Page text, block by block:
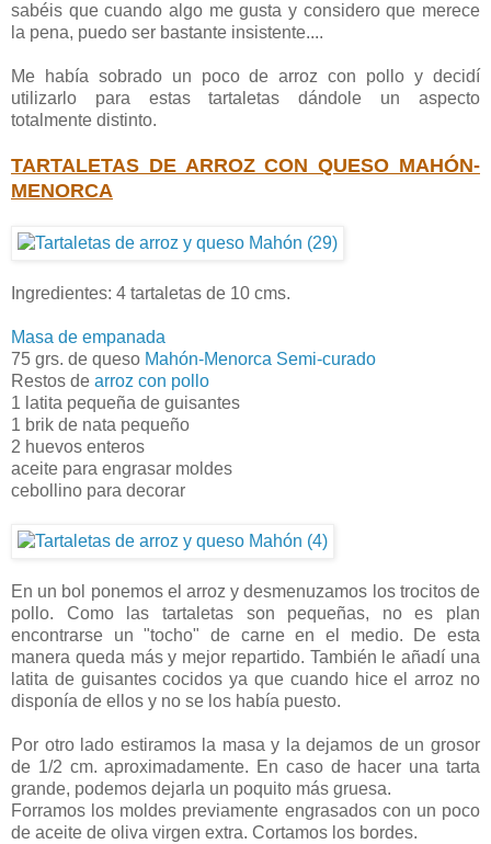
sabéis que cuando algo me gusta y considero que merece
la pena, puedo ser bastante insistente....
Me había sobrado un poco de arroz con pollo y decidí
utilizarlo para estas tartaletas dándole un aspecto
totalmente distinto.
TARTALETAS DE ARROZ CON QUESO MAHÓN-
MENORCA
Ingredientes: 4 tartaletas de 10 cms.
Masa de empanada
75 grs. de queso Mahón-Menorca Semi-curado
Restos de arroz con pollo
1 latita pequeña de guisantes
1 brik de nata pequeño
2 huevos enteros
aceite para engrasar moldes
cebollino para decorar
En un bol ponemos el arroz y desmenuzamos los trocitos de
pollo. Como las tartaletas son pequeñas, no es plan
encontrarse un "tocho" de carne en el medio. De esta
manera queda más y mejor repartido. También le añadí una
latita de guisantes cocidos ya que cuando hice el arroz no
disponía de ellos y no se los había puesto.
Por otro lado estiramos la masa y la dejamos de un grosor
de 1/2 cm. aproximadamente. En caso de hacer una tarta
grande, podemos dejarla un poquito más gruesa.
Forramos los moldes previamente engrasados con un poco
de aceite de oliva virgen extra. Cortamos los bordes.